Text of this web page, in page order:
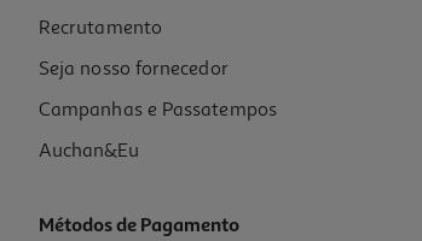
0,99 €
Recrutamento
Seja nosso fornecedor
Campanhas e Passatempos
Auchan&Eu
Métodos de Pagamento